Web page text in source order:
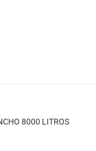
8000 LITROS